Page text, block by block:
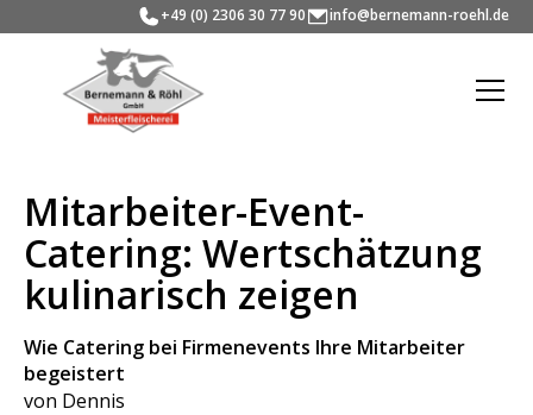
+49 (0) 2306 30 77 90 info@bernemann-roehl.de
Mitarbeiter-Event-
Catering: Wertschätzung
kulinarisch zeigen
Wie Catering bei Firmenevents Ihre Mitarbeiter
begeistert
von Dennis